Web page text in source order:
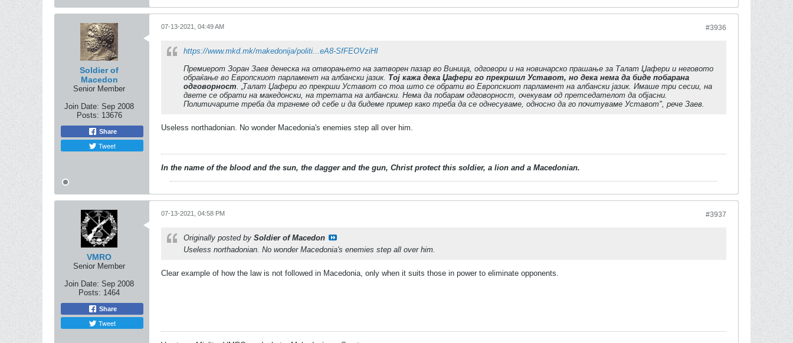
Soldier of
Macedon
Senior Member
Join Date: Sep 2008
Posts: 13676
Share
Tweet
#3936
07-13-2021, 04:49 AM
https://www.mkd.mk/makedonija/politi...eA8-SfFEOVziHI
Премиерот Зоран Заев денеска на отворањето на затворен пазар во Виница, одговори и на новинарско прашање за Талат Џафери и неговото
обраќање во Европскиот парламент на албански јазик. Тој кажа дека Џафери го прекршил Уставот, но дека нема да биде побарана
одговорност. „Талат Џафери го прекрши Уставот со тоа што се обрати во Европскиот парламент на албански јазик. Имаше три сесии, на
двете се обрати на македонски, на третата на албански. Нема да побарам одговорност, очекувам од претседателот да објасни.
Политичарите треба да тргнеме од себе и да бидеме пример како треба да се однесуваме, односно да го почитуваме Уставот", рече Заев.
Useless northadonian. No wonder Macedonia's enemies step all over him.
In the name of the blood and the sun, the dagger and the gun, Christ protect this soldier, a lion and a Macedonian.
VMRO
Senior Member
Join Date: Sep 2008
Posts: 1464
Share
Tweet
#3937
07-13-2021, 04:58 PM
Originally posted by Soldier of Macedon
Useless northadonian. No wonder Macedonia's enemies step all over him.
Clear example of how the law is not followed in Macedonia, only when it suits those in power to eliminate opponents.